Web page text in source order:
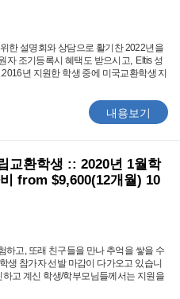
한 설명회와 상담으로 활기찬 2022년을
자 조기등록시 혜택도 받으시고, Eltis 성
년 지원한 학생 중에 미국교환학생 지
내용보기
교환학생 :: 2020년 1월학
from $9,600(12개월) 10
하고, 또래 친구들을 만나 추억을 쌓을 수
생 참가자 선발 마감이 다가오고 있습니
고 계신 학생/학부모님들께서는 지원을